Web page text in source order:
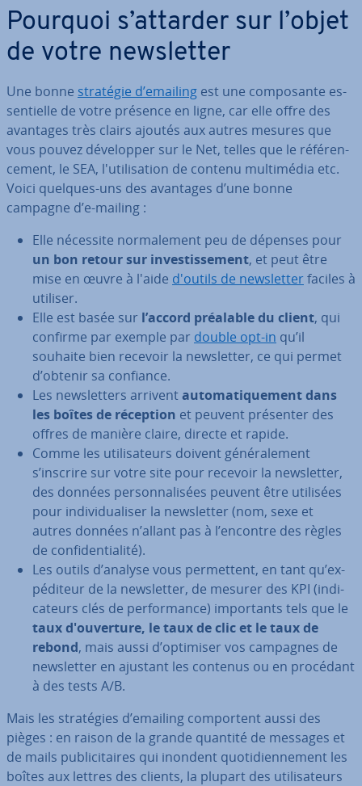
Pourquoi s’attarder sur l’objet
de votre news­let­ter
Une bonne stratégie d’emailing est une com­po­sante es­
sen­tielle de votre présence en ligne, car elle offre des
avantages très clairs ajoutés aux autres mesures que
vous pouvez dé­ve­lop­per sur le Net, telles que le ré­fé­ren­
ce­ment, le SEA, l'uti­li­sa­tion de contenu mul­ti­mé­dia etc.
Voici quelques-uns des avantages d’une bonne
campagne d’e-mailing :
Elle nécessite nor­ma­le­ment peu de dépenses pour
un bon retour sur in­ves­tis­se­ment, et peut être
mise en œuvre à l'aide d'outils de news­let­terfaciles à
utiliser.
Elle est basée sur l’accord préalable du client, qui
confirme par exemple par double opt-in qu’il
souhaite bien recevoir la news­let­ter, ce qui permet
d’obtenir sa confiance.
Les news­let­ters arriventau­to­ma­ti­que­ment dans
les boîtes de réception et peuvent présenter des
offres de manière claire, directe et rapide.
Comme les uti­li­sa­teurs doivent gé­né­ra­le­ment
s’inscrire sur votre site pour recevoir la news­let­ter,
des données per­son­na­li­sées peuvent être utilisées
pour in­di­vi­dua­li­ser la news­let­ter (nom, sexe et
autres données n’allant pas à l’encontre des règles
de con­fi­den­tia­lité).
Les outils d’analyse vous per­met­tent, en tant qu’ex­
pé­di­teur de la news­let­ter, de mesurer des KPI (in­di­
ca­teurs clés de per­for­mance) im­por­tants tels que le
taux d'ou­ver­ture, le taux de clic et le taux de
rebond, mais aussi d’optimiser vos campagnes de
news­let­ter en ajustant les contenus ou en procédant
à des tests A/B.
Mais les stra­té­gies d’emailing com­por­tent aussi des
pièges : en raison de la grande quantité de messages et
de mails pu­bli­ci­taires qui inondent quo­ti­dien­ne­ment les
boîtes aux lettres des clients, la plupart des uti­li­sa­teurs